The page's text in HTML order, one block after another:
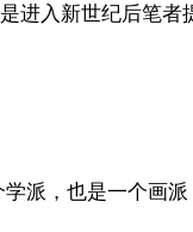
入新世纪后笔者
派，也是一个画